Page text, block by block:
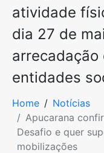
atividade
dia 27 de
entidades
Home
Notícias
Apucarana
Desafio e quer
mobilizações